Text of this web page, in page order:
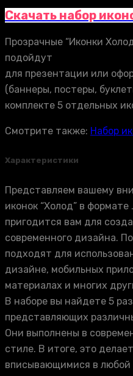
Скачать набор
Прозрачные “Иконки
подойдут
для презентации или
(баннеры, постеры,
комплекте 5 отдельных
Смотрите также: Набор
Характеристики
Представляем вашему
иконок “Холод” в
пригодится вам для
современного дизайна.
подходят для
дизайне, мобильных
материалах и многих
В наборе вы найдете 5
представляющих
Они выполнены в
стиле. В итоге, это
вписывающимися в